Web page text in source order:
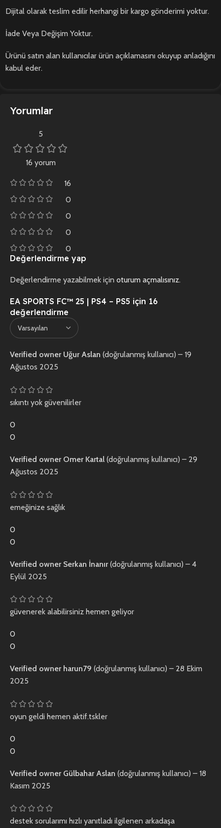
Dijital olarak teslim edilir herhangi bir kargo gönderimi yoktur.
İade Veya Değişim Yoktur.
Ürünü satın alan kullanıcılar ürün açıklamasını okuyup anladığını
kabul eder.
Yorumlar
5
16 yorum
16
0
0
0
0
EA SPORTS FC™ 25 | PS4 – PS5 için 16
değerlendirme
Verified owner Uğur Aslan (doğrulanmış kullanıcı) – 19
Ağustos 2025
sıkıntı yok güvenilirler
0
0
Verified owner Omer Kartal (doğrulanmış kullanıcı) – 29
Ağustos 2025
emeğinize sağlık
0
0
Verified owner Serkan İnanır(doğrulanmış kullanıcı) – 4
Eylül 2025
güvenerek alabilirsiniz hemen geliyor
0
0
Verified owner harun79 (doğrulanmış kullanıcı) – 28 Ekim
2025
oyun geldi hemen aktif.tskler
0
0
Verified owner Gülbahar Aslan (doğrulanmış kullanıcı) – 18
Kasım 2025
destek sorularımı hızlı yanıtladı ilgilenen arkadaşa
Değerlendirme yap
Değerlendirme yazabilmek için oturum açmalısınız.